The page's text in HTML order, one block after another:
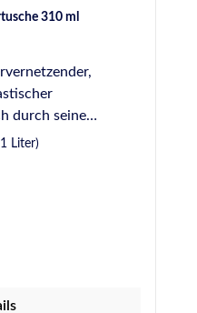
310 ml
durch seine
in
Beanspruchung
und
Liter)